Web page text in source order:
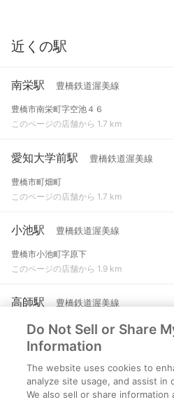
近くの駅
南栄駅 豊橋鉄道渥美線
豊橋市南栄町字空池４６
このページの店舗から 1.7 km
愛知大学前駅 豊橋鉄道渥美線
豊橋市町畑町
このページの店舗から 1.7 km
小池駅 豊橋鉄道渥美線
豊橋市小池町字原下
このページの店舗から 1.9 km
高師駅 豊橋鉄道渥美線
豊橋市高師町字北新切
このページの店舗から 2.3 km
柳生橋駅 豊橋鉄道渥美線
豊橋市南松山町１５４
Do Not Sell or Share
Information
The website uses cookies to
analyze site usage, and assist in
We also sell or share